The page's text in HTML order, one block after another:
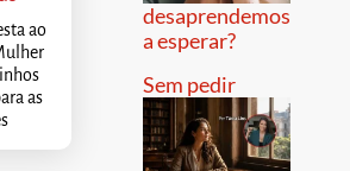
ao
as
desaprendemos
a esperar?
Sem pedir